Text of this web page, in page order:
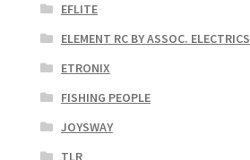
EFLITE
ELEMENT RC BY ASSOC. ELECTRICS
ETRONIX
FISHING PEOPLE
JOYSWAY
TLR